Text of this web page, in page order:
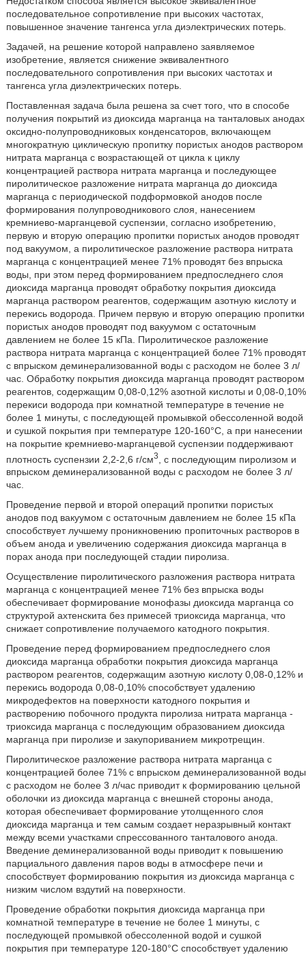
последовательное сопротивление при высоких частотах,
повышенное значение тангенса угла диэлектрических потерь.
Задачей, на решение которой направлено заявляемое
изобретение, является снижение эквивалентного
последовательного сопротивления при высоких частотах и
тангенса угла диэлектрических потерь.
Поставленная задача была решена за счет того, что в способе
получения покрытий из диоксида марганца на танталовых анодах
оксидно-полупроводниковых конденсаторов, включающем
многократную циклическую пропитку пористых анодов раствором
нитрата марганца с возрастающей от цикла к циклу
концентрацией раствора нитрата марганца и последующее
пиролитическое разложение нитрата марганца до диоксида
марганца с периодической подформовкой анодов после
формирования полупроводникового слоя, нанесением
кремниево-марганцевой суспензии, согласно изобретению,
первую и вторую операцию пропитки пористых анодов проводят
под вакуумом, а пиролитическое разложение раствора нитрата
марганца с концентрацией менее 71% проводят без впрыска
воды, при этом перед формированием предпоследнего слоя
диоксида марганца проводят обработку покрытия диоксида
марганца раствором реагентов, содержащим азотную кислоту и
перекись водорода. Причем первую и вторую операцию пропитки
пористых анодов проводят под вакуумом с остаточным
давлением не более 15 кПа. Пиролитическое разложение
раствора нитрата марганца с концентрацией более 71% проводят
с впрыском деминерализованной воды с расходом не более 3 л/
час. Обработку покрытия диоксида марганца проводят раствором
реагентов, содержащим 0,08-0,12% азотной кислоты и 0,08-0,10%
перекиси водорода при комнатной температуре в течение не
более 1 минуты, с последующей промывкой обессоленной водой
и сушкой покрытия при температуре 120-160°С, а при нанесении
на покрытие кремниево-марганцевой суспензии поддерживают
плотность суспензии 2,2-2,6 г/см3
, с последующим пиролизом и
впрыском деминерализованной воды с расходом не более 3 л/
час.
Проведение первой и второй операций пропитки пористых
анодов под вакуумом с остаточным давлением не более 15 кПа
способствует лучшему проникновению пропиточных растворов в
объем анода и увеличению содержания диоксида марганца в
порах анода при последующей стадии пиролиза.
Осуществление пиролитического разложения раствора нитрата
марганца с концентрацией менее 71% без впрыска воды
обеспечивает формирование монофазы диоксида марганца со
структурой ахтенскита без примесей триоксида марганца, что
снижает сопротивление получаемого катодного покрытия.
Проведение перед формированием предпоследнего слоя
диоксида марганца обработки покрытия диоксида марганца
раствором реагентов, содержащим азотную кислоту 0,08-0,12% и
перекись водорода 0,08-0,10% способствует удалению
микродефектов на поверхности катодного покрытия и
растворению побочного продукта пиролиза нитрата марганца -
триоксида марганца с последующим образованием диоксида
марганца при пиролизе и закупориванием микротрещин.
Пиролитическое разложение раствора нитрата марганца с
концентрацией более 71% с впрыском деминерализованной воды
с расходом не более 3 л/час приводит к формированию цельной
оболочки из диоксида марганца с внешней стороны анода,
которая обеспечивает формирование утолщенного слоя
диоксида марганца и тем самым создает неразрывный контакт
между всеми участками спрессованного танталового анода.
Введение деминерализованной воды приводит к повышению
парциального давления паров воды в атмосфере печи и
способствует формированию покрытия из диоксида марганца с
низким числом вздутий на поверхности.
Проведение обработки покрытия диоксида марганца при
комнатной температуре в течение не более 1 минуты, с
последующей промывкой обессоленной водой и сушкой
покрытия при температуре 120-180°С способствует удалению